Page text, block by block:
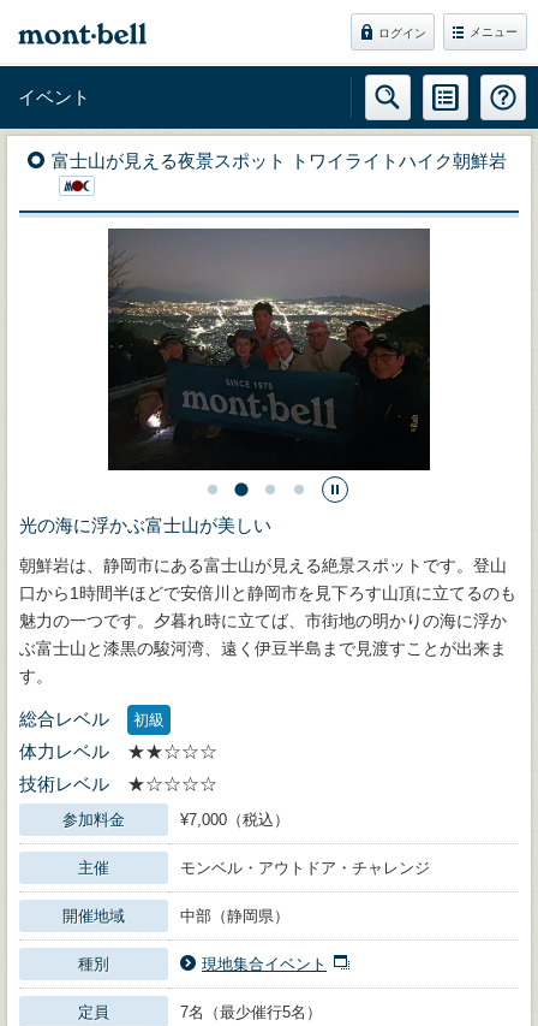
ログイン メニュー
イベント
富士山が見える夜景スポット トワイライトハイク朝鮮岩
光の海に浮かぶ富士山が美しい
朝鮮岩は、静岡市にある富士山が見える絶景スポットです。登山
口から1時間半ほどで安倍川と静岡市を見下ろす山頂に立てるのも
魅力の一つです。夕暮れ時に立てば、市街地の明かりの海に浮か
ぶ富士山と漆黒の駿河湾、遠く伊豆半島まで見渡すことが出来ま
す。
総合レベル 初級
体力レベル
★★☆☆☆
技術レベル
★☆☆☆☆
参加料金 ¥7,000（税込）
主催 モンベル・アウトドア・チャレンジ
開催地域 中部（静岡県）
種別 現地集合イベント
定員 7名（最少催行5名）